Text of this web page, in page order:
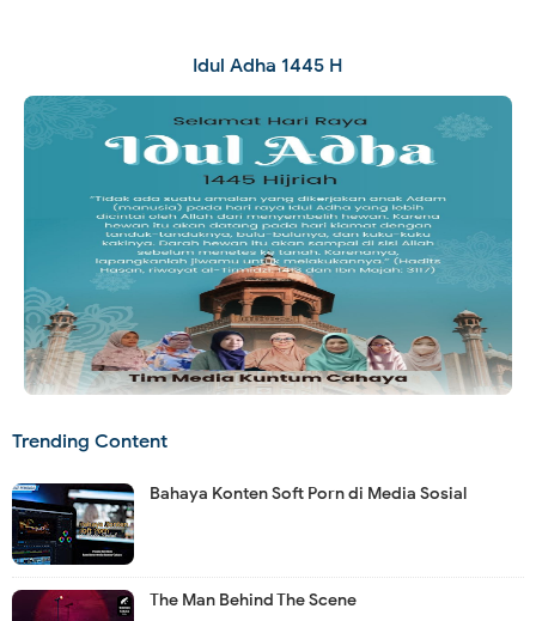
Idul Adha 1445 H
Trending Content
Bahaya Konten Soft Porn di Media Sosial
The Man Behind The Scene